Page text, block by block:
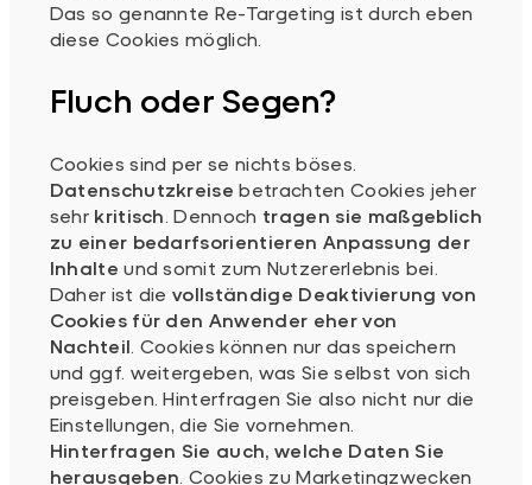
Das so genannte Re-Targeting ist durch eben
diese Cookies möglich.
Fluch oder Segen?
Cookies sind per se nichts böses.
Datenschutzkreise betrachten Cookies jeher
sehr kritisch . Dennoch tragen sie maßgeblich
zu einer bedarfsorientieren Anpassung der
Inhalte und somit zum Nutzererlebnis bei.
Daher ist dievollständige Deaktivierung von
Cookies für den Anwender eher von
Nachteil . Cookies können nur das speichern
und ggf. weitergeben, was Sie selbst von sich
preisgeben. Hinterfragen Sie also nicht nur die
Einstellungen, die Sie vornehmen.
Hinterfragen Sie auch, welche Daten Sie
herausgeben . Cookies zu Marketingzwecken